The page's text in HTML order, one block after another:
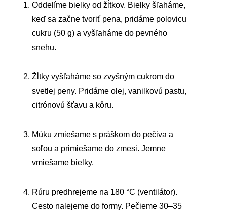
Oddelíme bielky od žĺtkov. Bielky šľaháme,
keď sa začne tvoriť pena, pridáme polovicu
cukru (50 g) a vyšľaháme do pevného
snehu.
Žĺtky vyšľaháme so zvyšným cukrom do
svetlej peny. Pridáme olej, vanilkovú pastu,
citrónovú šťavu a kôru.
Múku zmiešame s práškom do pečiva a
soľou a primiešame do zmesi. Jemne
vmiešame bielky.
Rúru predhrejeme na 180 °C (ventilátor).
Cesto nalejeme do formy. Pečieme 30–35